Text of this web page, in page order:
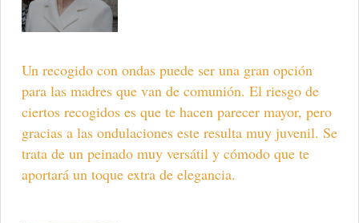
Un recogido con ondas puede ser una gran opción
para las madres que van de comunión. El riesgo de
ciertos recogidos es que te hacen parecer mayor, pero
gracias a las ondulaciones este resulta muy juvenil. Se
trata de un peinado muy versátil y cómodo que te
aportará un toque extra de elegancia.